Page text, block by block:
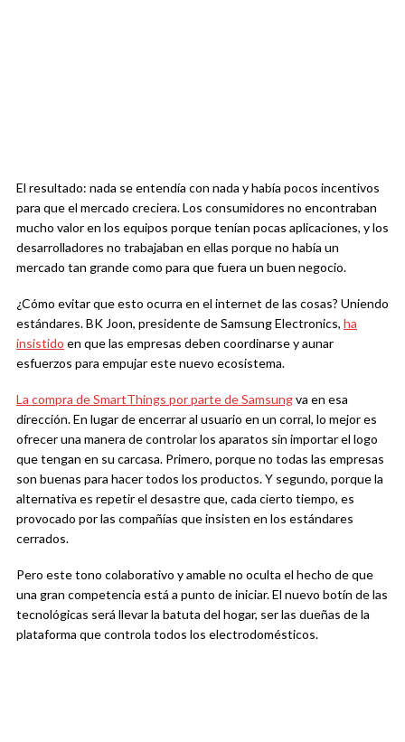
El resultado: nada se entendía con nada y había pocos incentivos
para que el mercado creciera. Los consumidores no encontraban
mucho valor en los equipos porque tenían pocas aplicaciones, y los
desarrolladores no trabajaban en ellas porque no había un
mercado tan grande como para que fuera un buen negocio.
¿Cómo evitar que esto ocurra en el internet de las cosas? Uniendo
estándares. BK Joon, presidente de Samsung Electronics, ha
insistido en que las empresas deben coordinarse y aunar
esfuerzos para empujar este nuevo ecosistema.
La compra de SmartThings por parte de Samsungva en esa
dirección. En lugar de encerrar al usuario en un corral, lo mejor es
ofrecer una manera de controlar los aparatos sin importar el logo
que tengan en su carcasa. Primero, porque no todas las empresas
son buenas para hacer todos los productos. Y segundo, porque la
alternativa es repetir el desastre que, cada cierto tiempo, es
provocado por las compañías que insisten en los estándares
cerrados.
Pero este tono colaborativo y amable no oculta el hecho de que
una gran competencia está a punto de iniciar. El nuevo botín de las
tecnológicas será llevar la batuta del hogar, ser las dueñas de la
plataforma que controla todos los electrodomésticos.